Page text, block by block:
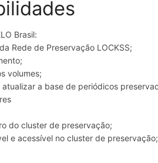
Brasil:
Rede de Preservação LOCKSS;
volumes;
a base de periódicos
do cluster de preservação;
e acessível no cluster de preservação;